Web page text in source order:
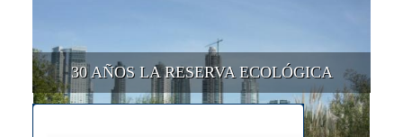
30 AÑOS LA RESERVA ECOLÓGICA